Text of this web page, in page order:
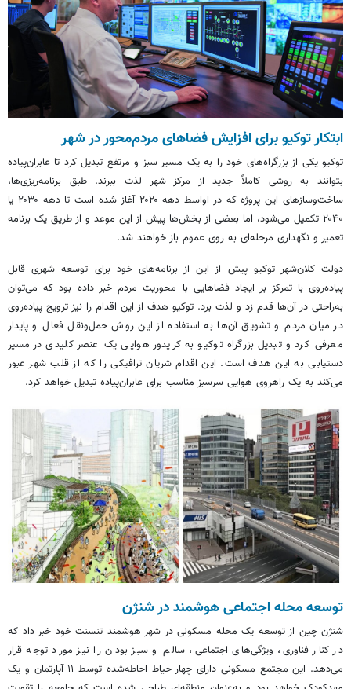
ابتکار توکیو برای افزایش فضاهای مردم‌محور در شهر
توکیو یکی از بزرگراه‌های خود را به یک مسیر سبز و مرتفع تبدیل کرد تا عابران‌پیاده
بتوانند به روشی کاملاً جدید از مرکز شهر لذت ببرند. طبق برنامه‌ریزی‌ها،
ساخت‌وسازهای این پروژه که در اواسط دهه ۲۰۲۰ آغاز شده است تا دهه ۲۰۳۰ یا
۲۰۴۰ تکمیل می‌شود، اما بعضی از بخش‌ها پیش از این موعد و از طریق یک برنامه
تعمیر و نگهداری مرحله‌ای به روی عموم باز خواهند شد.
دولت کلان‌شهر توکیو پیش از این از برنامه‌های خود برای توسعه شهری قابل
پیاده‌روی با تمرکز بر ایجاد فضاهایی با محوریت مردم خبر داده بود که می‌توان
به‌راحتی در آن‌ها قدم زد و لذت برد. توکیو هدف از این اقدام را نیز ترویج پیاده‌روی
در میان مردم و تشویق آن‌ها به استفاده از این روش حمل‌ونقل فعال و پایدار
معرفی کرد و تبدیل بزرگراه توکیو به کریدور هوایی یک عنصر کلیدی در مسیر
دستیابی به این هدف است. این اقدام شریان ترافیکی را که از قلب شهر عبور
می‌کند به یک راهروی هوایی سرسبز مناسب برای عابران‌پیاده تبدیل خواهد کرد.
توسعه محله اجتماعی هوشمند در شنژن
شنژن چین از توسعه یک محله مسکونی در شهر هوشمند تنسنت خود خبر داد که
در کنار فناوری، ویژگی‌های اجتماعی، سالم و سبز بودن را نیز مورد توجه قرار
می‌دهد. این مجتمع مسکونی دارای چهار حیاط احاطه‌شده توسط ۱۱ آپارتمان و یک